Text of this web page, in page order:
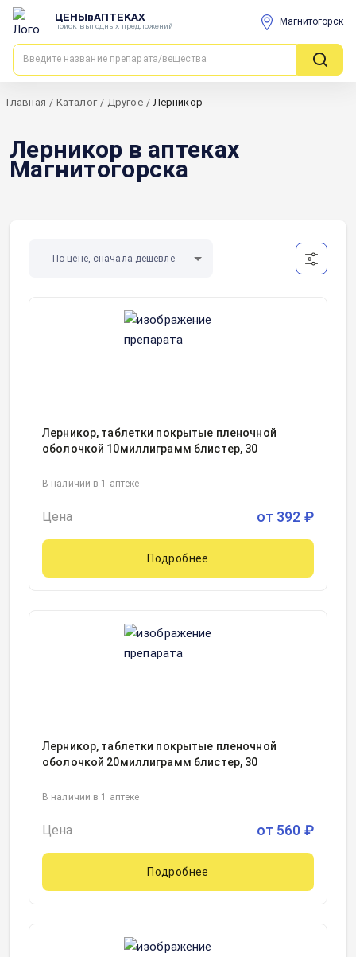
ЦЕНЫвАПТЕКАХ
поиск выгодных предложений Магнитогорск
Главная / Каталог / Другое / Лерникор
Лерникор в аптеках
Магнитогорска
По цене, сначала дешевле
Лерникор, таблетки покрытые пленочной
оболочкой 10миллиграмм блистер, 30
В наличии в 1 аптеке
Цена от 392 ₽
Подробнее
Лерникор, таблетки покрытые пленочной
оболочкой 20миллиграмм блистер, 30
В наличии в 1 аптеке
Цена от 560 ₽
Подробнее